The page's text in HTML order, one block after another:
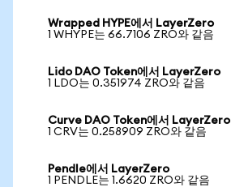
Wrapped HYPE에서 LayerZero
1 WHYPE는 66.7106 ZRO와 같음
Lido DAO Token에서 LayerZero
1 LDO는 0.351974 ZRO와 같음
Curve DAO Token에서 LayerZero
1 CRV는 0.258909 ZRO와 같음
Pendle에서 LayerZero
1 PENDLE는 1.6620 ZRO와 같음